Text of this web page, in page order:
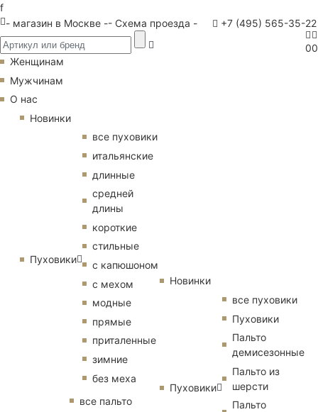
f
- магазин в Москве -- Схема проезда - +7 (495) 565-35-22
00
Женщинам
Мужчинам
О нас
Новинки
Пуховики
все пуховики
итальянские
длинные
средней
длины
короткие
стильные
с капюшоном
с мехом
модные
прямые
приталенные
зимние
без меха
все пальто
Новинки
Пуховики
все пуховики
Пуховики
Пальто
демисезонные
Пальто из
шерсти
Пальто